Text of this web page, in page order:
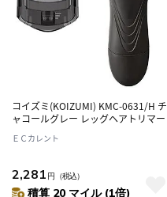
コイズミ(KOIZUMI) KMC-0631/H チ
ャコールグレー レッグヘアトリマー
ＥＣカレント
2,281 円 （税込）
積算 20 マイル (1倍)